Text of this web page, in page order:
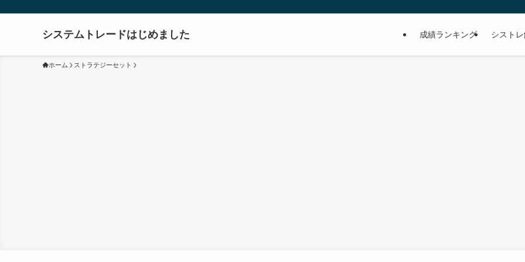
システムトレードはじめました 成績ランキング シスト
ホーム ストラテジーセット